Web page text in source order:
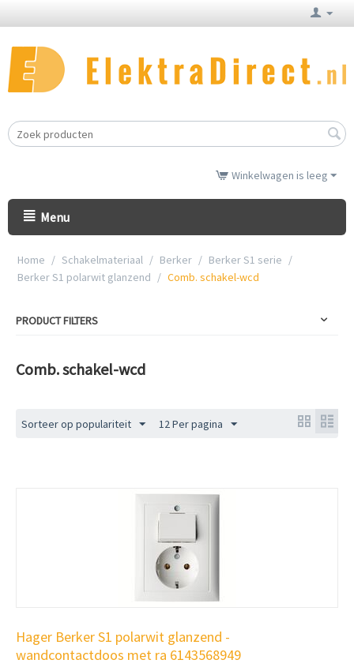
Winkelwagen is leeg
Menu
Home / Schakelmateriaal / Berker / Berker S1 serie /
Berker S1 polarwit glanzend / Comb. schakel-wcd
PRODUCT FILTERS
Comb. schakel-wcd
Sorteer op populariteit 12 Per pagina
Hager Berker S1 polarwit glanzend -
wandcontactdoos met ra 6143568949